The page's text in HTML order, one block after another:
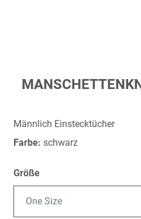
Zum
Anfang
springen
Männlich Einstecktücher
Farbe: schwarz
Größe
One Size